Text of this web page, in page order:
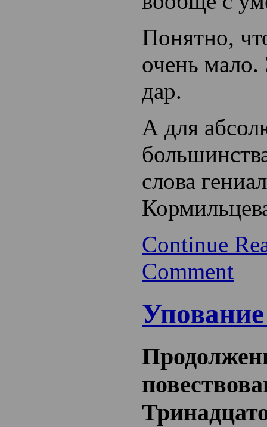
Понятно,
очень
дар.
А для
слова
Continue
Comment